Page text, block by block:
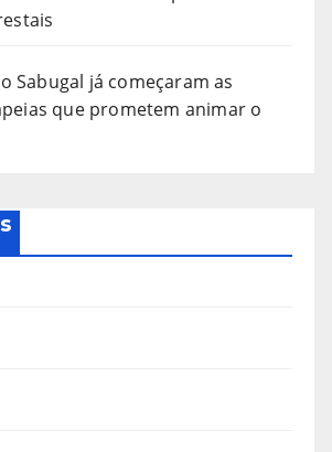
Sabugal já começaram as
que prometem animar o